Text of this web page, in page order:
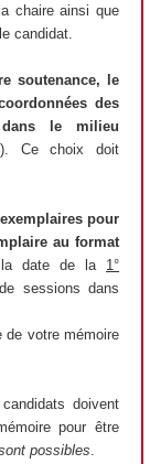
chaire ainsi que
candidat.
soutenance, le
des
dans le milieu
Ce choix doit
pour
au format
date de la 1°
sessions dans
de votre mémoire
doivent
pour être
possibles